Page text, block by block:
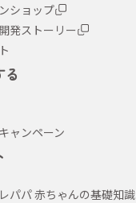
ショップ
発ストーリー
ャンペーン
パパ 赤ちゃんの基礎知識